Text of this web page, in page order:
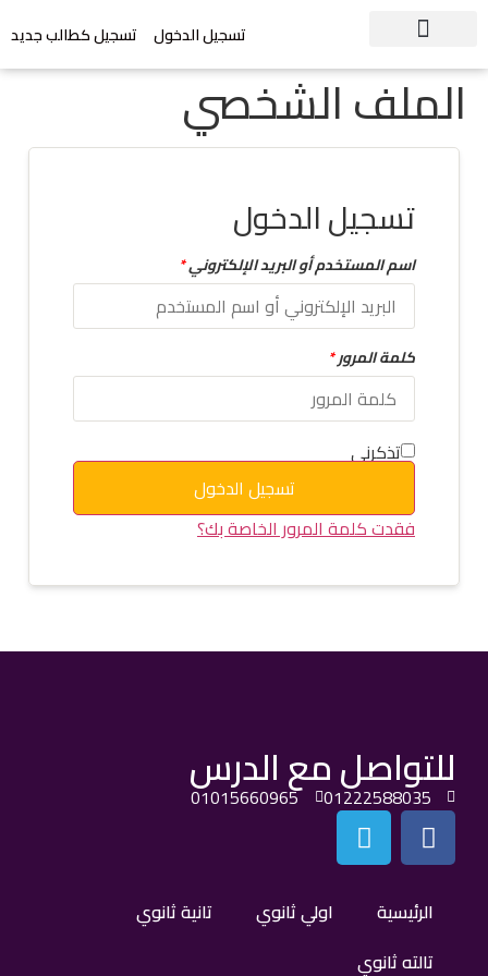
تسجيل الدخول تسجيل كطالب جديد
الملف الشخصي
تسجيل الدخول
اسم المستخدم أو البريد الإلكتروني*
كلمة المرور*
تذكرني
تسجيل الدخول
فقدت كلمة المرور الخاصة بك؟
الرئيسية اولي ثانوي
تانية ثانوي
تالته ثانوي
للتواصل مع الدرس
01222588035
01015660965